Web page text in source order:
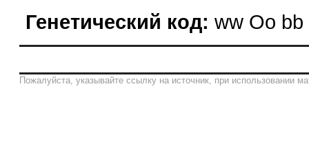
Генетический код: ww Oo
Пожалуйста, указывайте ссылку на источник, при использовании